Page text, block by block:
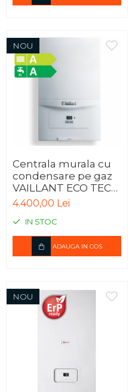
NOU
Centrala murala cu
condensare pe gaz
VAILLANT ECO TEC
PURE VUW 236/7-2
4.400,00 Lei
IN STOC
ADAUGA IN COS
NOU